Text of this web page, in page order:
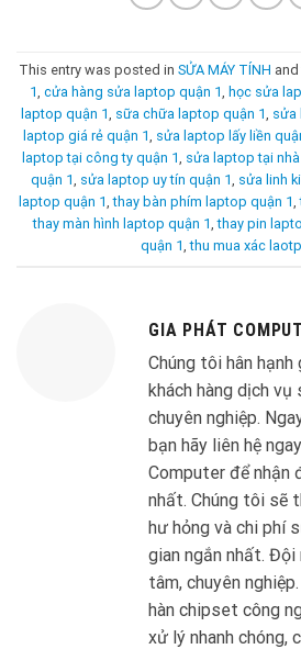
This entry was posted in SỬA MÁY TÍNH
1 cửa hàng sửa laptop quận 1 học sửa
laptop quận 1 sữa chữa laptop quận 1 sửa
laptop giá rẻ quận 1 sửa laptop lấy liền
laptop tại công ty quận 1 sửa laptop tại nhà
quận 1 sửa laptop uy tín quận 1 sửa linh
laptop quận 1 ,thay bàn phím laptop quận 1 ,
thay màn hình laptop quận 1 ,thay pin
quận 1 ,thu mua xác
GIA PHÁT
Chúng tôi hân
khách hàng dịch
chuyên nghiệp.
bạn hãy liên hệ
Computer để
nhất. Chúng tôi sẽ
hư hỏng và chi phí
gian ngắn nhất.
tâm, chuyên
hàn chipset công
xử lý nhanh chóng,